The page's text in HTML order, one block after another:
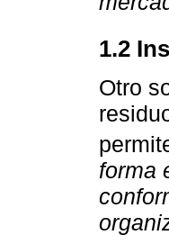
1.2
Otro
forma